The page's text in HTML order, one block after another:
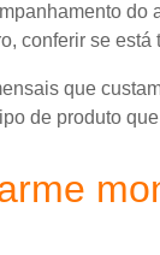
conferir se está
que
de produto